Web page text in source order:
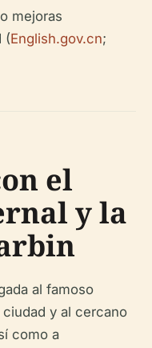
mejoras
(English.gov.cn;
el
y la
al famoso
y al cercano
como a